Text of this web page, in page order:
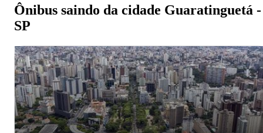
Ônibus saindo da cidade Guaratinguetá -
SP